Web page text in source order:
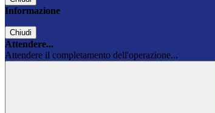
Informazione
Chiudi
Attendere...
Attendere il completamento dell'operazione...